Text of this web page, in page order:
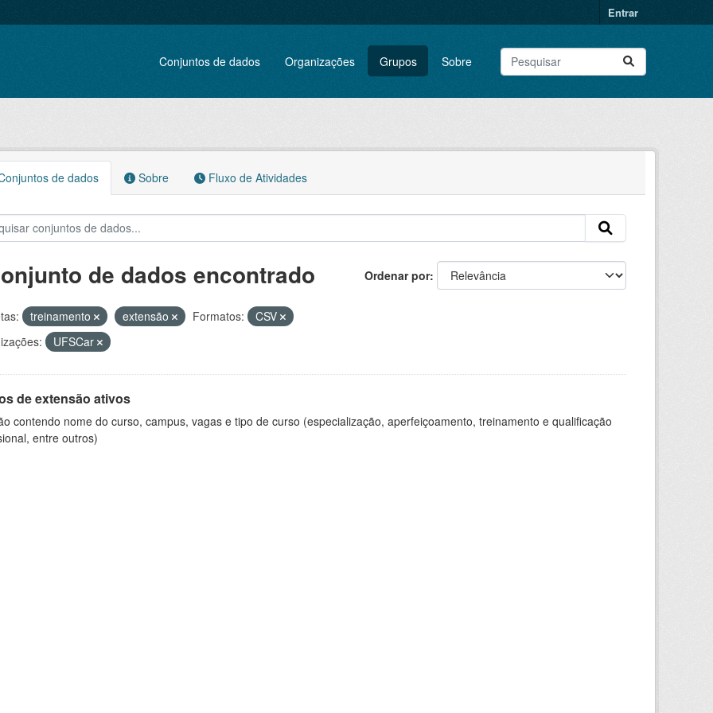
Entrar
Conjuntos de dados Organizações Grupos Sobre
de dados Sobre Fluxo de Atividades
Ordenar por
de dados encontrado
treinamento extensão Formatos:
CSV
UFSCar
de extensão ativos
contendo nome do curso, campus, vagas e tipo de curso (especialização, aperfeiçoamento, treinamento e qualificação
entre outros)